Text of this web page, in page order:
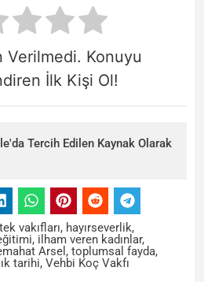
Verilmedi. Konuyu
İlk Kişi Ol!
Tercih Edilen Kaynak Olarak
vakıfları, hayırseverlik,
, ilham veren kadınlar,
Arsel ,toplumsal fayda,
tarihi,Vehbi Koç Vakfı